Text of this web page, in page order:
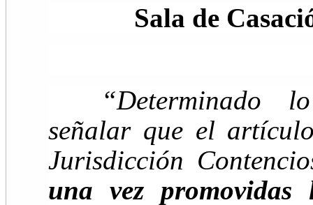
Sala de
“Determinado
señalar que el
Jurisdicción
una vez